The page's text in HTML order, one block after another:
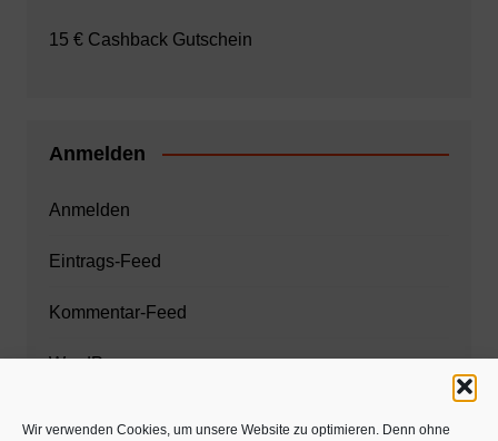
Wir verwenden Cookies, um unsere Website zu optimieren. Denn ohne
15 € Cashback Gutschein
Anmelden
Anmelden
Eintrags-Feed
Kommentar-Feed
WordPress.org